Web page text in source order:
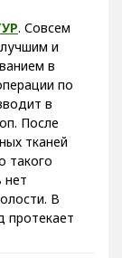
. Совсем
и
в
по
в
После
тканей
такого
нет
В
протекает